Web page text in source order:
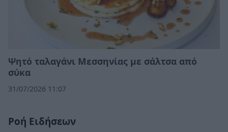
Ψητό ταλαγάνι Μεσσηνίας με σάλτσα από
σύκα
31/07/2026 11:07
Ροή Ειδήσεων